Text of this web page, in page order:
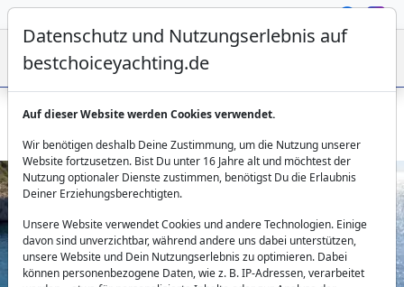
Luxusyacht Ecce Navigo in Bodrum exklusiv chartern
Datenschutz und Nutzungserlebnis auf
bestchoiceyachting.de
Auf dieser Website werden Cookies verwendet.
Wir benötigen deshalb Deine Zustimmung, um die Nutzung unserer
Website fortzusetzen. Bist Du unter 16 Jahre alt und möchtest der
Nutzung optionaler Dienste zustimmen, benötigst Du die Erlaubnis
Deiner Erziehungsberechtigten.
Unsere Website verwendet Cookies und andere Technologien. Einige
davon sind unverzichtbar, während andere uns dabei unterstützen,
unsere Website und Dein Nutzungserlebnis zu optimieren. Dabei
können personenbezogene Daten, wie z. B. IP-Adressen, verarbeitet